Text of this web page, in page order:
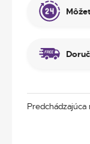
Predchádzajúca